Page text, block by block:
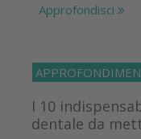
Approfondisci
I 10
dentale da